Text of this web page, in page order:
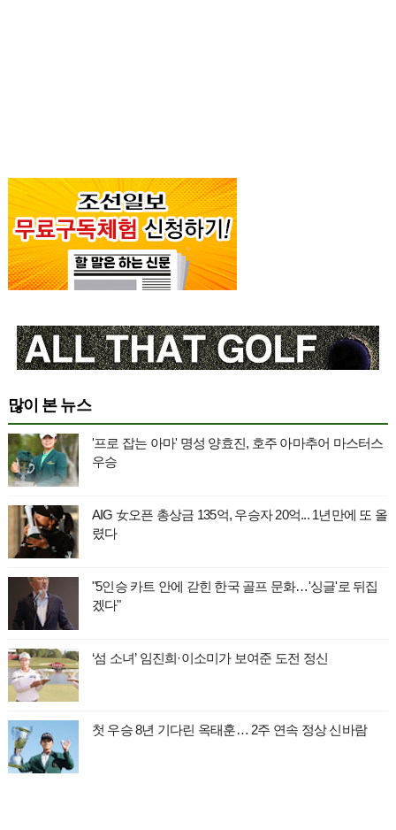
많이 본 뉴스
'프로 잡는 아마' 명성 양효진, 호주 아마추어 마스터스
우승
AIG 女오픈 총상금 135억, 우승자 20억... 1년만에 또 올
렸다
"5인승 카트 안에 갇힌 한국 골프 문화…'싱글'로 뒤집
겠다"
‘섬 소녀’ 임진희·이소미가 보여준 도전 정신
첫 우승 8년 기다린 옥태훈… 2주 연속 정상 신바람